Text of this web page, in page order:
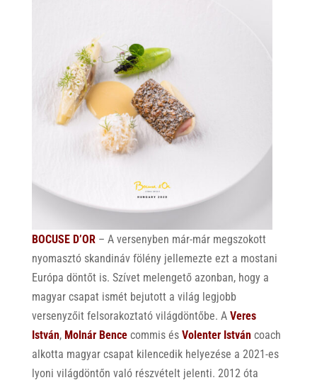
BOCUSE D’OR– A versenyben már-már megszokott
nyomasztó skandináv fölény jellemezte ezt a mostani
Európa döntőt is. Szívet melengető azonban, hogy a
magyar csapat ismét bejutott a világ legjobb
versenyzőit felsorakoztató világdöntőbe. A Veres
István, Molnár Bencecommis és Volenter István coach
alkotta magyar csapat kilencedik helyezése a 2021-es
lyoni világdöntőn való részvételt jelenti. 2012 óta